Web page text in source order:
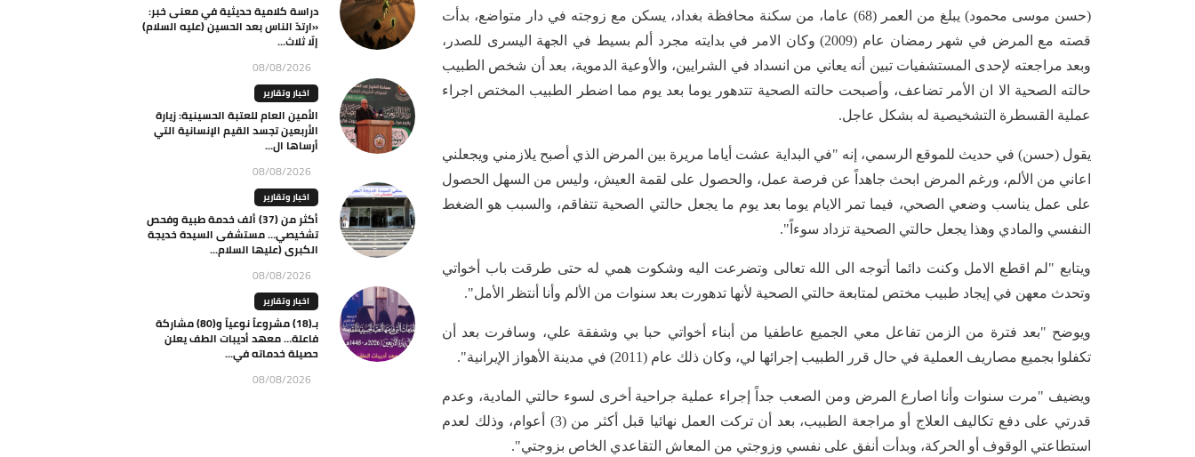
(حسن موسى محمود) يبلغ من العمر (68) عاما، من سكنة محافظة بغداد، يسكن مع زوجته في دار متواضع، بدأت
قصته مع المرض في شهر رمضان عام (2009) وكان الامر في بدايته مجرد ألم بسيط في الجهة اليسرى للصدر،
وبعد مراجعته لإحدى المستشفيات تبين أنه يعاني من انسداد في الشرايين، والأوعية الدموية، بعد أن شخص الطبيب
حالته الصحية الا ان الأمر تضاعف، وأصبحت حالته الصحية تتدهور يوما بعد يوم مما اضطر الطبيب المختص اجراء
عملية القسطرة التشخيصية له بشكل عاجل.
يقول (حسن) في حديث للموقع الرسمي، إنه "في البداية عشت أياما مريرة بين المرض الذي أصبح يلازمني ويجعلني
اعاني من الألم، ورغم المرض ابحث جاهداً عن فرصة عمل، والحصول على لقمة العيش، وليس من السهل الحصول
على عمل يناسب وضعي الصحي، فيما تمر الايام يوما بعد يوم ما يجعل حالتي الصحية تتفاقم، والسبب هو الضغط
النفسي والمادي وهذا يجعل حالتي الصحية تزداد سوءاً".
ويتابع "لم اقطع الامل وكنت دائما أتوجه الى الله تعالى وتضرعت اليه وشكوت همي له حتى طرقت باب أخواتي
وتحدث معهن في إيجاد طبيب مختص لمتابعة حالتي الصحية لأنها تدهورت بعد سنوات من الألم وأنا أنتظر الأمل".
ويوضح "بعد فترة من الزمن تفاعل معي الجميع عاطفيا من أبناء أخواتي حبا بي وشفقة علي، وسافرت بعد أن
تكفلوا بجميع مصاريف العملية في حال قرر الطبيب إجرائها لي، وكان ذلك عام (2011) في مدينة الأهواز الإيرانية".
ويضيف "مرت سنوات وأنا اصارع المرض ومن الصعب جداً إجراء عملية جراحية أخرى لسوء حالتي المادية، وعدم
قدرتي على دفع تكاليف العلاج أو مراجعة الطبيب، بعد أن تركت العمل نهائيا قبل أكثر من (3) أعوام، وذلك لعدم
استطاعتي الوقوف أو الحركة، وبدأت أنفق على نفسي وزوجتي من المعاش التقاعدي الخاص بزوجتي".
دراسة كلامية حديثية في معنى خبر:
«ارتدّ الناس بعد الحسين (عليه السلام)
إلّا ثلاث...
08/08/2026
اخبار وتقارير
الأمين العام للعتبة الحسينية: زيارة
الأربعين تجسد القيم الإنسانية التي
أرساها ال...
08/08/2026
اخبار وتقارير
أكثر من (37) ألف خدمة طبية وفحص
تشخيصي… مستشفى السيدة خديجة
الكبرى (عليها السلام...
08/08/2026
اخبار وتقارير
بـ(18) مشروعاً نوعياً و(80) مشاركة
فاعلة… معهد أديبات الطف يعلن
حصيلة خدماته في...
08/08/2026